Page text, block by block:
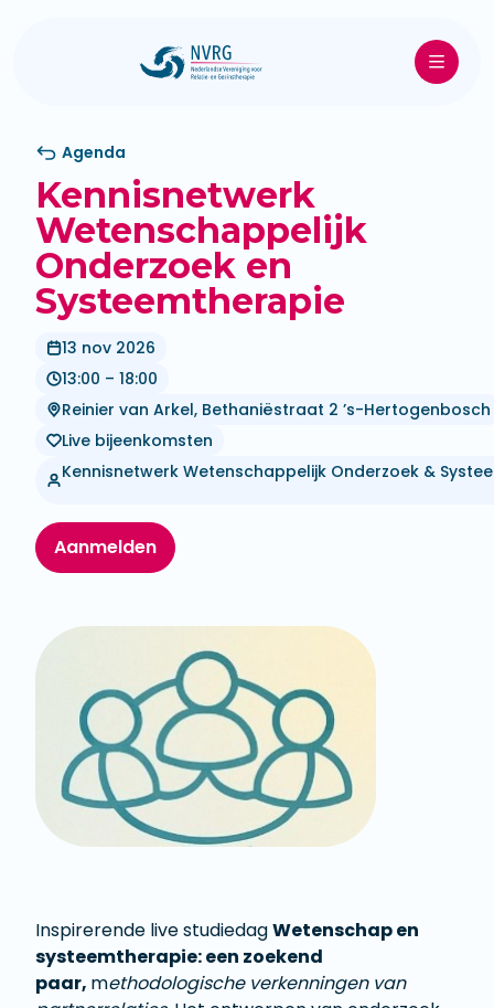
Agenda
Kennisnetwerk
Wetenschappelijk
Onderzoek en
Systeemtherapie
13 nov 2026
13:00 – 18:00
Reinier van Arkel, Bethaniëstraat 2 ’s-Hertogenbosch
Live bijeenkomsten
Kennisnetwerk Wetenschappelijk Onderzoek &
Aanmelden
Inspirerende live studiedagWetenschap en
systeemtherapie: een zoekend
paar, methodologische verkenningen van